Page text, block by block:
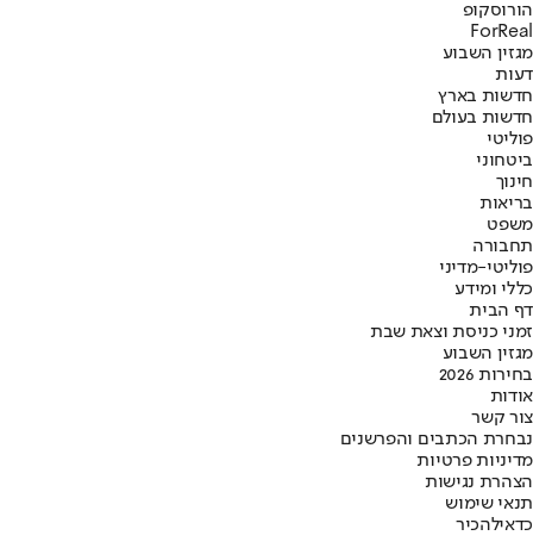
הורוסקופ
ForReal
מגזין השבוע
דעות
חדשות בארץ
חדשות בעולם
פוליטי
ביטחוני
חינוך
בריאות
משפט
תחבורה
פוליטי-מדיני
כללי ומידע
דף הבית
זמני כניסת וצאת שבת
מגזין השבוע
בחירות 2026
אודות
צור קשר
נבחרת הכתבים והפרשנים
מדיניות פרטיות
הצהרת נגישות
תנאי שימוש
כדאילהכיר